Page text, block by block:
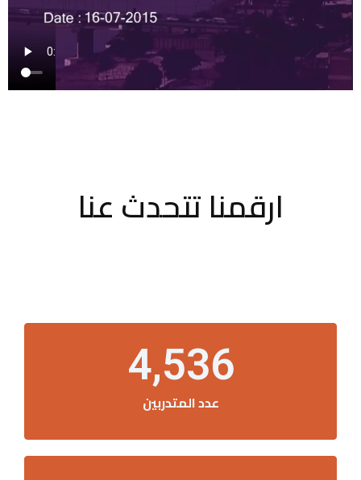
ارقمنا تتحدث عنا
عدد المتدربين
4,536